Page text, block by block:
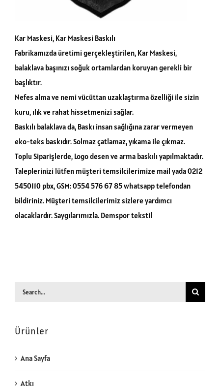
Kar Maskesi, Kar Maskesi Baskılı
Fabrikamızda üretimi gerçekleştirilen, Kar Maskesi,
balaklava başınızı soğuk ortamlardan koruyan gerekli bir
başlıktır.
Nefes alma ve nemi vücüttan uzaklaştırma özelliği ile sizin
kuru, ılık ve rahat hissetmenizi sağlar.
Baskılı balaklava da, Baskı insan sağlığına zarar vermeyen
eko-teks baskıdır. Solmaz çatlamaz, yıkama ile çıkmaz.
Toplu Siparişlerde, Logo desen ve arma baskılı yapılmaktadır.
Taleplerinizi lütfen müşteri temsilcilerimize mail yada 0212
5450110 pbx, GSM: 0554 576 67 85 whatsapp telefondan
bildiriniz. Müşteri temsilcilerimiz sizlere yardımcı
olacaklardır. Saygılarımızla. Demspor tekstil
Search
Ürünler
Ana Sayfa
Atkı